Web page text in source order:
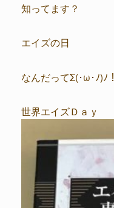
知ってます？
エイズの日
なんだってΣ(･ω･ﾉ)ﾉ！
世界エイズＤａｙ